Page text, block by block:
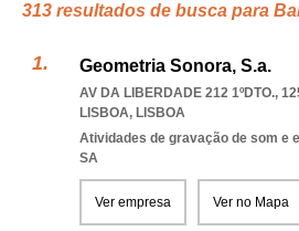
313 resultados de busca para
Geometria Sonora, S.a.
AV DA LIBERDADE 212 1ºDTO.,
LISBOA, LISBOA
Atividades de gravação de som e
SA
Ver empresa Ver no Mapa